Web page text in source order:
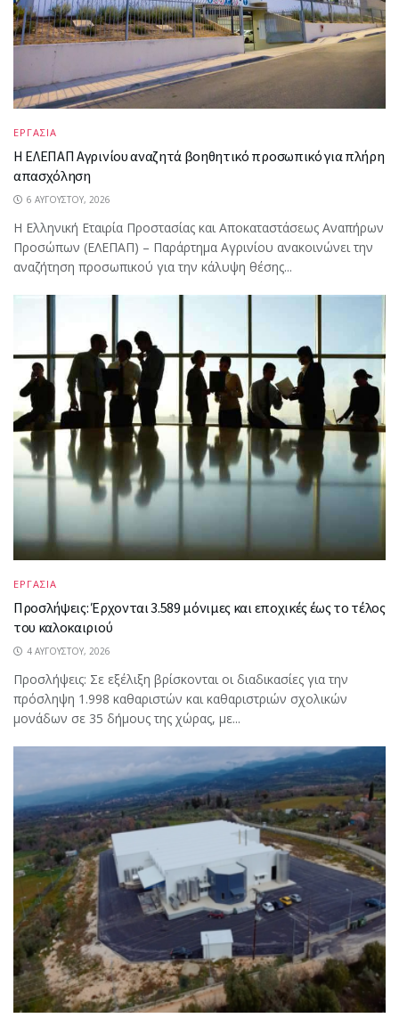
ΕΡΓΑΣΙΑ
Η ΕΛΕΠΑΠ Αγρινίου αναζητά βοηθητικό προσωπικό για πλήρη
απασχόληση
6 ΑΥΓΟΎΣΤΟΥ, 2026
Η Ελληνική Εταιρία Προστασίας και Αποκαταστάσεως Αναπήρων
Προσώπων (ΕΛΕΠΑΠ) – Παράρτημα Αγρινίου ανακοινώνει την
αναζήτηση προσωπικού για την κάλυψη θέσης...
ΕΡΓΑΣΙΑ
Προσλήψεις: Έρχονται 3.589 μόνιμες και εποχικές έως το τέλος
του καλοκαιριού
4 ΑΥΓΟΎΣΤΟΥ, 2026
Προσλήψεις: Σε εξέλιξη βρίσκονται οι διαδικασίες για την
πρόσληψη 1.998 καθαριστών και καθαριστριών σχολικών
μονάδων σε 35 δήμους της χώρας, με...